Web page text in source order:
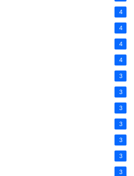
4
4
4
4
3
3
3
3
3
3
3